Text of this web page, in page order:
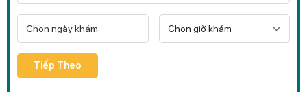
Tiếp Theo